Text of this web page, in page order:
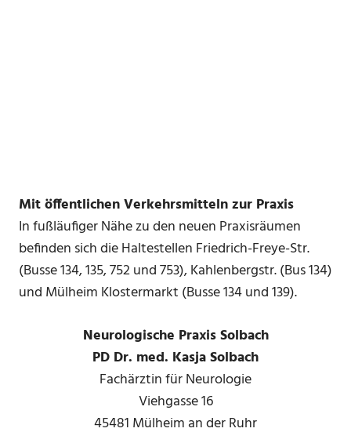
Mit öffentlichen Verkehrsmitteln zur Praxis
In fußläufiger Nähe zu den neuen Praxisräumen
befinden sich die Haltestellen Friedrich-Freye-Str.
(Busse 134, 135, 752 und 753), Kahlenbergstr. (Bus 134)
und Mülheim Klostermarkt (Busse 134 und 139).
Neurologische Praxis Solbach
PD Dr. med. Kasja Solbach
Fachärztin für Neurologie
Viehgasse 16
45481 Mülheim an der Ruhr